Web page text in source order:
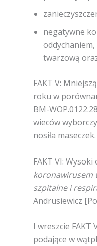
negatywne
twarzową
FAKT V:
roku w
BM-
wieców
nosiła maseczek.
FAKT VI:
koronawirusem
szpitalne i
Andrusiewicz
I wreszcie FAKT
podające w